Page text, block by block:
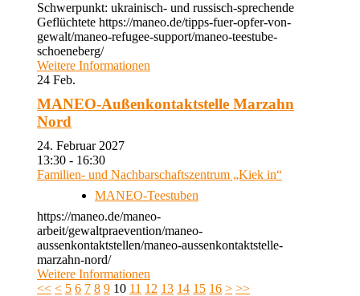
Schwerpunkt: ukrainisch- und russisch-sprechende
Geflüchtete https://maneo.de/tipps-fuer-opfer-von-
gewalt/maneo-refugee-support/maneo-teestube-
schoeneberg/
Weitere Informationen
24 Feb.
MANEO-Außenkontaktstelle Marzahn
Nord
24. Februar 2027
13:30 - 16:30
Familien- und Nachbarschaftszentrum „Kiek in“
MANEO-Teestuben
https://maneo.de/maneo-
arbeit/gewaltpraevention/maneo-
aussenkontaktstellen/maneo-aussenkontaktstelle-
marzahn-nord/
Weitere Informationen
<< < 5 6 7 8 9 10 11 12 13 14 15 16 > >>